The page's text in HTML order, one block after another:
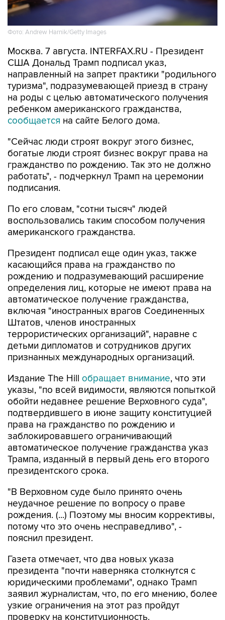
Фото: Andrew Harnik/Getty Images
Москва. 7 августа. INTERFAX.RU - Президент
направленный на запрет практики "родильного
туризма", подразумевающей приезд в страну
на роды с целью автоматического получения
ребенком американского гражданства,
сообщаетсяна сайте Белого дома.
"Сейчас люди строят вокруг этого бизнес,
гражданство по рождению. Так это не должно
работать", - подчеркнул Трамп на церемонии
подписания.
По его словам, "сотни тысяч" людей
американского гражданства.
Президент подписал еще один указ, также
рождению и подразумевающий расширение
определения лиц, которые не имеют права на
автоматическое получение гражданства,
включая "иностранных врагов Соединенных
Штатов, членов иностранных
террористических организаций", наравне с
детьми дипломатов и сотрудников других
признанных международных организаций.
Издание The Hillобращает внимание, что эти
обойти недавнее решение Верховного суда",
подтвердившего в июне защиту конституцией
права на гражданство по рождению и
заблокировавшего ограничивающий
автоматическое получение гражданства указ
Трампа, изданный в первый день его второго
президентского срока.
"В Верховном суде было принято очень
рождения. (...) Поэтому мы вносим коррективы,
потому что это очень несправедливо", -
пояснил президент.
Газета отмечает, что два новых указа
юридическими проблемами", однако Трамп
заявил журналистам, что, по его мнению, более
узкие ограничения на этот раз пройдут
проверку на конституционность.
30 июня Верховный суд США постановил, что